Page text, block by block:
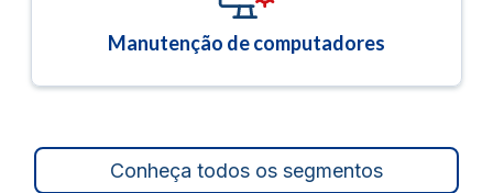
Manutenção de computadores
Conheça todos os segmentos